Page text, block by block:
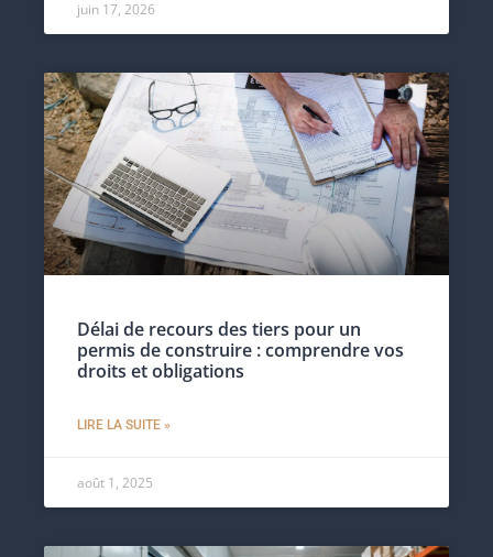
juin 17, 2026
Délai de recours des tiers pour un
permis de construire : comprendre vos
droits et obligations
LIRE LA SUITE »
août 1, 2025